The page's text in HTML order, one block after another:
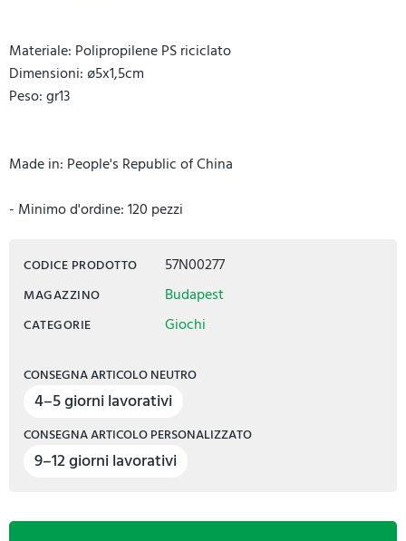
Materiale: Polipropilene PS riciclato
Dimensioni: ø5x1,5cm
Peso: gr13
Made in: People's Republic of China
- Minimo d'ordine: 120 pezzi
CODICE PRODOTTO 57N00277
MAGAZZINO Budapest
CATEGORIE Giochi
CONSEGNA ARTICOLO NEUTRO
4–5 giorni lavorativi
CONSEGNA ARTICOLO PERSONALIZZATO
9–12 giorni lavorativi